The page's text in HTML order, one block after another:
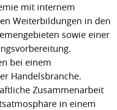
mit internem
Weiterbildungen in den
sowie einer
bei einem
Handelsbranche.
Zusammenarbeit
in einem